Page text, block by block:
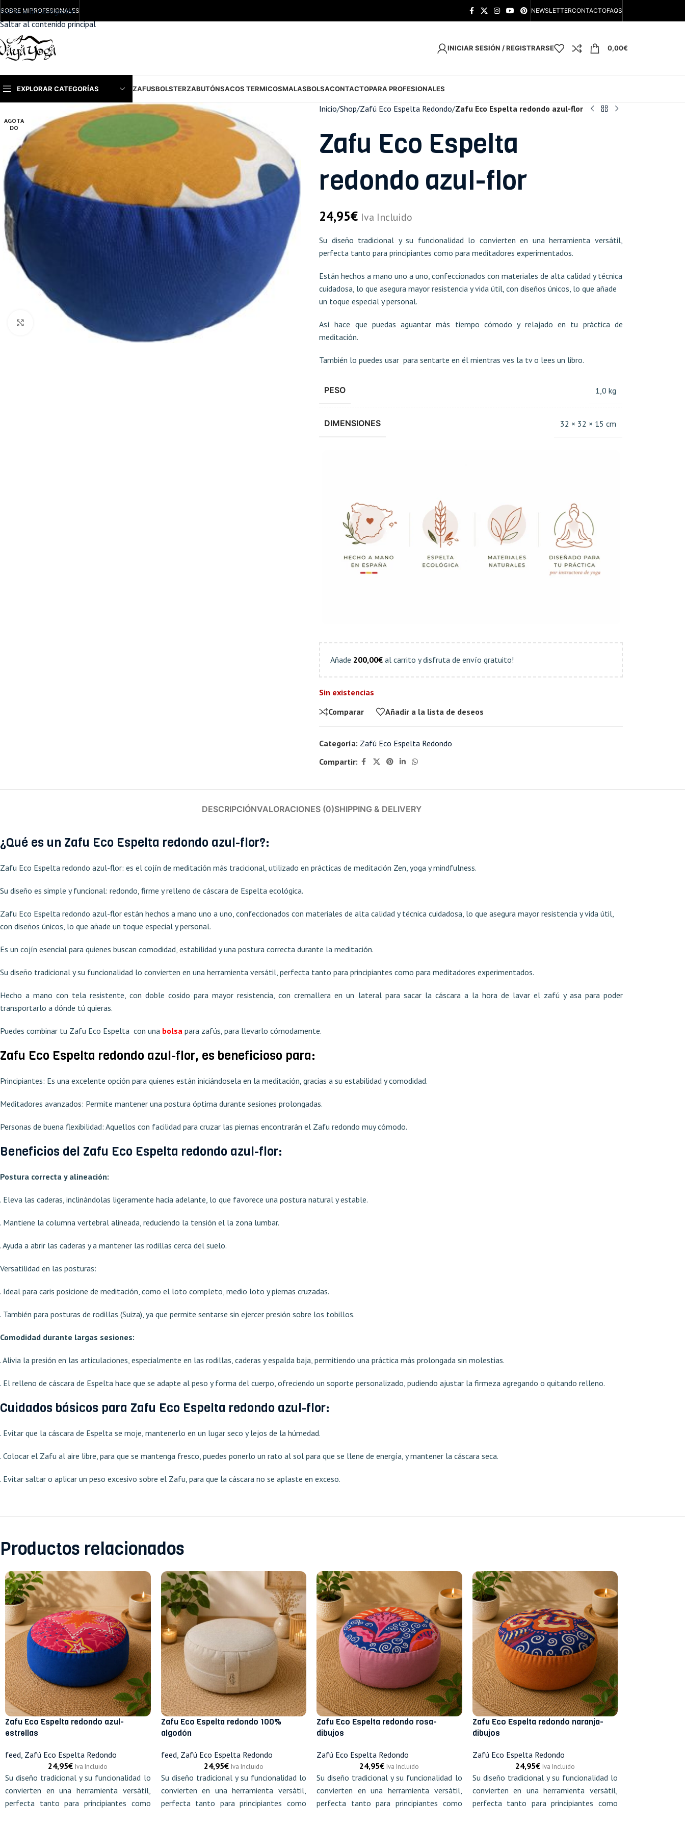
Saltar a la navegación
Saltar al contenido principal
SOBRE MIPROFESIONALES NEWSLETTERCONTACTOFAQS
INICIAR SESIÓN / REGISTRARSE 0,00€
EXPLORAR CATEGORÍAS ZAFUSBOLSTERZABUTÓNSACOS TERMICOSMALASBOLSACONTACTOPARA PROFESIONALES
AGOTA
DO
Haga clic para ampliar
Inicio/Shop/Zafú Eco Espelta Redondo/Zafu Eco Espelta redondo azul-flor
Zafu Eco Espelta
redondo azul-flor
24,95€ Iva Incluido
Su diseño tradicional y su funcionalidad lo convierten en una herramienta versátil,
perfecta tanto para principiantes como para meditadores experimentados.
Están hechos a mano uno a uno, confeccionados con materiales de alta calidad y técnica
cuidadosa, lo que asegura mayor resistencia y vida útil, con diseños únicos, lo que añade
un toque especial y personal.
Así hace que puedas aguantar más tiempo cómodo y relajado en tu práctica de
meditación.
También lo puedes usar para sentarte en él mientras ves la tv o lees un libro.
PESO 1,0 kg
DIMENSIONES 32 × 32 × 15 cm
Añade 200,00€al carrito y disfruta de envío gratuito!
Sin existencias
Comparar
Añadir a la lista de deseos
Categoría: Zafú Eco Espelta Redondo
Compartir:
DESCRIPCIÓNVALORACIONES (0)SHIPPING & DELIVERY
¿Qué es un Zafu Eco Espelta redondo azul-flor?:
Zafu Eco Espelta redondo azul-flor: es el cojín de meditación más tracicional, utilizado en prácticas de meditación Zen, yoga y mindfulness.
Su diseño es simple y funcional: redondo, firme y relleno de cáscara de Espelta ecológica.
Zafu Eco Espelta redondo azul-flor están hechos a mano uno a uno, confeccionados con materiales de alta calidad y técnica cuidadosa, lo que asegura mayor resistencia y vida útil,
con diseños únicos, lo que añade un toque especial y personal.
Es un cojín esencial para quienes buscan comodidad, estabilidad y una postura correcta durante la meditación.
Su diseño tradicional y su funcionalidad lo convierten en una herramienta versátil, perfecta tanto para principiantes como para meditadores experimentados.
Hecho a mano con tela resistente, con doble cosido para mayor resistencia, con cremallera en un lateral para sacar la cáscara a la hora de lavar el zafú y asa para poder
transportarlo a dónde tú quieras.
Puedes combinar tu Zafu Eco Espelta con una bolsa para zafús, para llevarlo cómodamente.
Zafu Eco Espelta redondo azul-flor, es beneficioso para:
Principiantes: Es una excelente opción para quienes están iniciándosela en la meditación, gracias a su estabilidad y comodidad.
Meditadores avanzados: Permite mantener una postura óptima durante sesiones prolongadas.
Personas de buena flexibilidad: Aquellos con facilidad para cruzar las piernas encontrarán el Zafu redondo muy cómodo.
Beneficios del Zafu Eco Espelta redondo azul-flor:
Postura correcta y alineación:
. Eleva las caderas, inclinándolas ligeramente hacia adelante, lo que favorece una postura natural y estable.
. Mantiene la columna vertebral alineada, reduciendo la tensión el la zona lumbar.
. Ayuda a abrir las caderas y a mantener las rodillas cerca del suelo.
Versatilidad en las posturas:
. Ideal para caris posicione de meditación, como el loto completo, medio loto y piernas cruzadas.
. También para posturas de rodillas (Suiza), ya que permite sentarse sin ejercer presión sobre los tobillos.
Comodidad durante largas sesiones:
. Alivia la presión en las articulaciones, especialmente en las rodillas, caderas y espalda baja, permitiendo una práctica más prolongada sin molestias.
. El relleno de cáscara de Espelta hace que se adapte al peso y forma del cuerpo, ofreciendo un soporte personalizado, pudiendo ajustar la firmeza agregando o quitando relleno.
Cuidados básicos para Zafu Eco Espelta redondo azul-flor:
. Evitar que la cáscara de Espelta se moje, mantenerlo en un lugar seco y lejos de la húmedad.
. Colocar el Zafu al aire libre, para que se mantenga fresco, puedes ponerlo un rato al sol para que se llene de energía, y mantener la cáscara seca.
. Evitar saltar o aplicar un peso excesivo sobre el Zafu, para que la cáscara no se aplaste en exceso.
Productos relacionados
Zafu Eco Espelta redondo azul-
estrellas
feed, Zafú Eco Espelta Redondo
24,95€ Iva Incluido
Su diseño tradicional y su funcionalidad lo
convierten en una herramienta versátil,
perfecta tanto para principiantes como
Zafu Eco Espelta redondo 100%
algodón
feed Zafú Eco Espelta Redondo
24,95€ Iva Incluido
Su diseño tradicional y su funcionalidad lo
convierten en una herramienta versátil,
perfecta tanto para principiantes como
Zafu Eco Espelta redondo rosa-
dibujos
Zafú Eco Espelta Redondo
24,95€ Iva Incluido
Su diseño tradicional y su funcionalidad lo
convierten en una herramienta versátil,
perfecta tanto para principiantes como
Zafu Eco Espelta redondo naranja-
dibujos
Zafú Eco Espelta Redondo
24,95€ Iva Incluido
Su diseño tradicional y su funcionalidad lo
convierten en una herramienta versátil,
perfecta tanto para principiantes como